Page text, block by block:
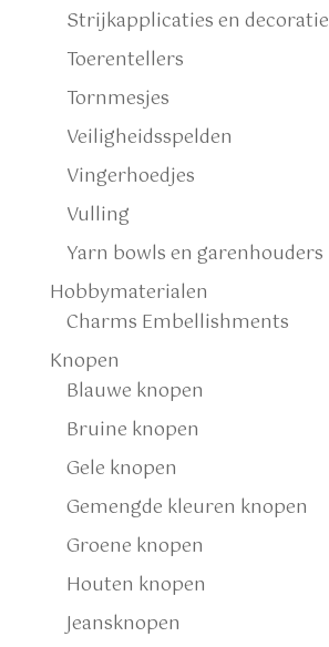
Strijkapplicaties en decoratie
Toerentellers
Tornmesjes
Veiligheidsspelden
Vingerhoedjes
Vulling
Yarn bowls en garenhouders
Hobbymaterialen
Charms Embellishments
Knopen
Blauwe knopen
Bruine knopen
Gele knopen
Gemengde kleuren knopen
Groene knopen
Houten knopen
Jeansknopen